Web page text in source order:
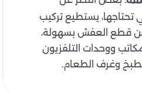
تحتاجها، يستطيع تركيب
قطع العفش بسهولة،
ووحدات التلفزيون
وغرف الطعام.